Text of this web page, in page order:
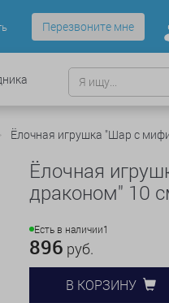
Перезвоните мне
Ёлочная игрушка "Шар с
Ёлочная
драконом" 10
Есть в наличии1
896 руб.
В КОРЗИНУ